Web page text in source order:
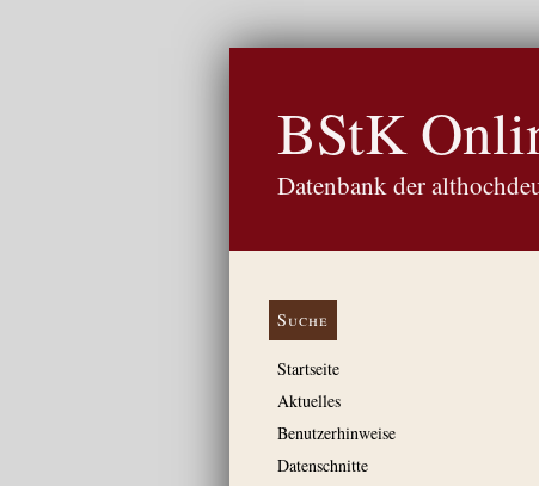
BStK
Datenbank der
Suche
Startseite
Aktuelles
Benutzerhinweise
Datenschnitte